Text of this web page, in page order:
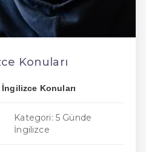
Konuları
İngilizce Konuları
Kategori: 5 Günde
İngilizce